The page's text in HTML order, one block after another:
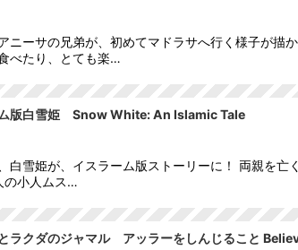
ニーサの兄弟が、初めてマドラサへ行く様子が描
べたり、とても楽…
版白雪姫 Snow White: An Islamic Tale
白雪姫が、イスラーム版ストーリーに！ 両親を
の小人ムス…
ラクダのジャマル アッラーをしんじること